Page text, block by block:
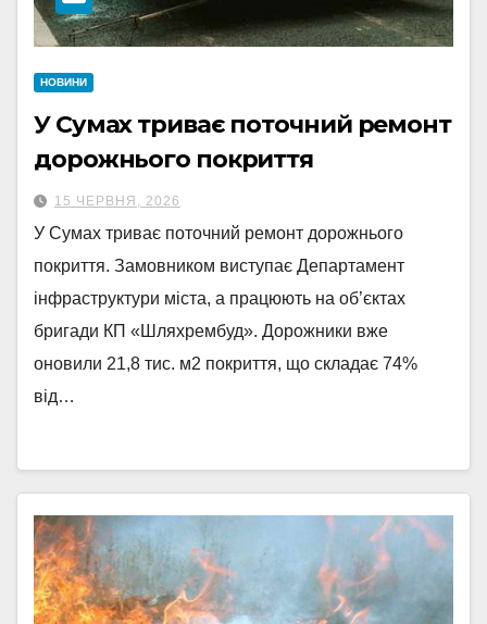
НОВИНИ
У Сумах триває поточний ремонт
дорожнього покриття
15 ЧЕРВНЯ, 2026
У Сумах триває поточний ремонт дорожнього
покриття. Замовником виступає Департамент
інфраструктури міста, а працюють на об’єктах
бригади КП «Шляхрембуд». Дорожники вже
оновили 21,8 тис. м2 покриття, що складає 74%
від…